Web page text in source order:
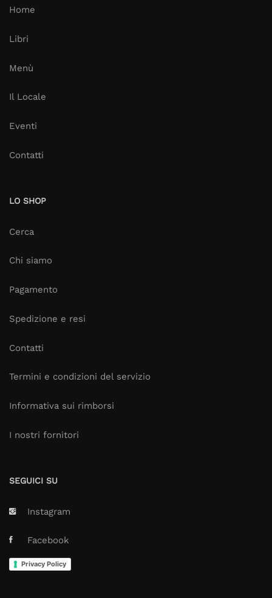
Home
Libri
Menù
Il Locale
Eventi
Contatti
LO SHOP
Cerca
Chi siamo
Pagamento
Spedizione e resi
Contatti
Termini e condizioni del servizio
Informativa sui rimborsi
I nostri fornitori
SEGUICI SU
Instagram
Facebook
Privacy Policy